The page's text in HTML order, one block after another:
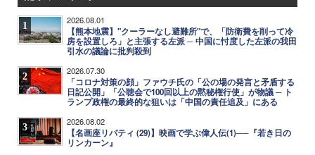
1 2026.08.01
【熊本地震】"クーラーなし避難所"で、「防衛費を削って冷
房を設置しろ」と主張する左派 ─ 中国に忖度した左派の我田
引水の議論に批判殺到
2 2026.07.30
「コロナ対策の顔」ファウチ氏の「公の場の発言と矛盾する
日記公開」「公聴会で100回以上の黙秘権行使」が物議 ─ ト
ランプ政権の最終的な狙いは「中国の責任追及」にある
3 2026.08.02
【名画座リバティ (29)】映画で学ぶ偉人伝(1)──『若き日の
リンカーン』